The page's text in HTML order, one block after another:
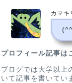
カマキ
プロフィール記事は
ブログでは大学以上
いて記事を書いてい